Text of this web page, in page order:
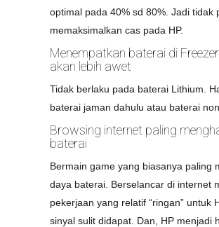
optimal pada 40% sd 80%. Jadi tidak
memaksimalkan cas pada HP.
Menempatkan baterai di
akan lebih awet
Tidak berlaku pada baterai Lithium.
baterai jaman dahulu atau baterai
Browsing internet paling
baterai
Bermain game yang biasanya paling
daya baterai. Berselancar di internet
pekerjaan yang relatif “ringan” untuk
sinyal sulit didapat. Dan, HP menjadi